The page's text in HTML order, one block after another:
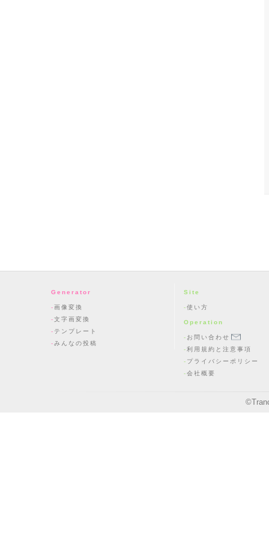
Generator
画像変換
文字画変換
テンプレート
みんなの投稿
Site
使い方
Operation
お問い合わせ
利用規約と注意事項
プライバシーポリシー
会社概要
©